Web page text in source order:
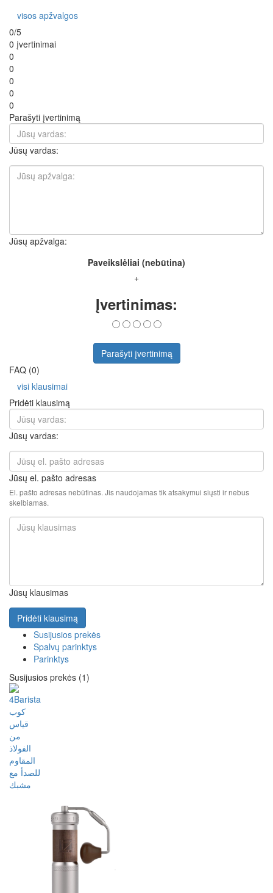
visos apžvalgos
0/5
0 įvertinimai
0
0
0
0
0
Parašyti įvertinimą
Jūsų vardas:
Jūsų apžvalga:
Paveikslėliai (nebūtina)
+
Įvertinimas:
Parašyti įvertinimą
FAQ (0)
visi klausimai
Pridėti klausimą
Jūsų vardas:
Jūsų el. pašto adresas
El. pašto adresas nebūtinas. Jis naudojamas tik atsakymui siųsti ir nebus
skelbiamas.
Jūsų klausimas
Pridėti klausimą
Susijusios prekės
Spalvų parinktys
Parinktys
Susijusios prekės (1)